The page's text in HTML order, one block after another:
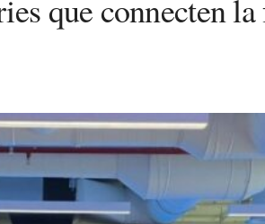
que connecten